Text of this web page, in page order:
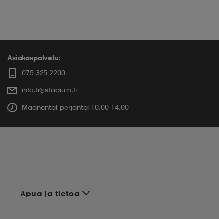
Asiakaspalvelu:
075 325 2200
info.fi@stadium.fi
Maanantai-perjantai 10.00-14.00
Apua ja tietoa